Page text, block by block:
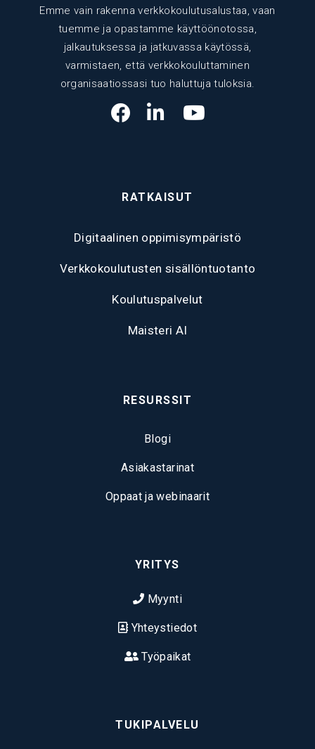
Emme vain rakenna verkkokoulutusalustaa, vaan
tuemme ja opastamme käyttöönotossa,
jalkautuksessa ja jatkuvassa käytössä,
varmistaen, että verkkokouluttaminen
organisaatiossasi tuo haluttuja tuloksia.
RATKAISUT
Digitaalinen oppimisympäristö
Verkkokoulutusten sisällöntuotanto
Koulutuspalvelut
Maisteri AI
RESURSSIT
Blogi
Asiakastarinat
Oppaat ja webinaarit
YRITYS
Myynti
Yhteystiedot
Työpaikat
TUKIPALVELU